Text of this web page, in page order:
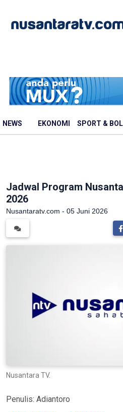
NEWS EKONOMI SPORT &
Jadwal Program
2026
Nusantaratv.com - 05 Juni 2026
Nusantara TV.
Penulis: Adiantoro